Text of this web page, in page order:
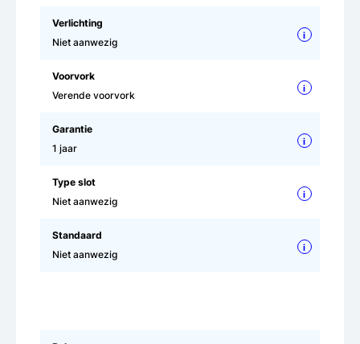
Verlichting
Niet aanwezig
i
Voorvork
Verende voorvork
i
Garantie
1 jaar
i
Type slot
Niet aanwezig
i
Standaard
Niet aanwezig
i